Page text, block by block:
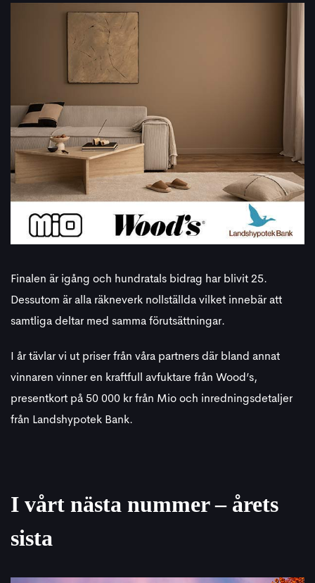
Finalen är igång och hundratals bidrag har blivit 25.
Dessutom är alla räkneverk nollställda vilket innebär att
samtliga deltar med samma förutsättningar.
I år tävlar vi ut priser från våra partners där bland annat
vinnaren vinner en kraftfull avfuktare från Wood’s,
presentkort på 50 000 kr från Mio och inredningsdetaljer
från Landshypotek Bank.
I vårt nästa nummer – årets
sista